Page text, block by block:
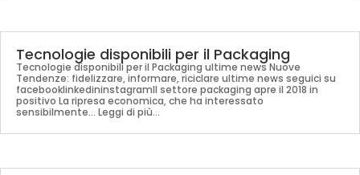
Tecnologie disponibili per il Packaging
Tecnologie disponibili per il Packaging ultime news Nuove
Tendenze: fidelizzare, informare, riciclare ultime news seguici su
facebooklinkedininstagramIl settore packaging apre il 2018 in
positivo La ripresa economica, che ha interessato
sensibilmente... Leggi di più...